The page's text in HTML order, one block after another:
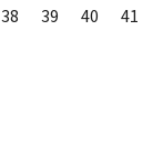
38 39 40 41